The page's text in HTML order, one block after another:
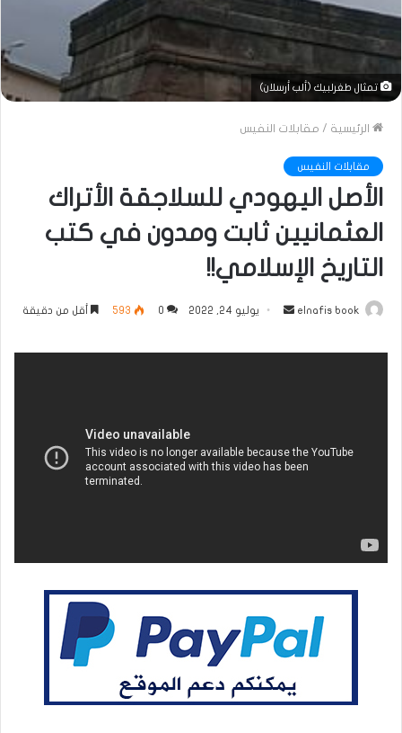
تمثال طغرلبيك (ألب أرسلان)
الرئيسية / مقابلات النفيس
مقابلات النفيس
الأصل اليهودي للسلاجقة الأتراك
العثمانيين ثابت ومدون في كتب
التاريخ الإسلامي!!
elnafis book
أرسل
إلكترونيا
يوليو 24, 2022 0
593 أقل من دقيقة